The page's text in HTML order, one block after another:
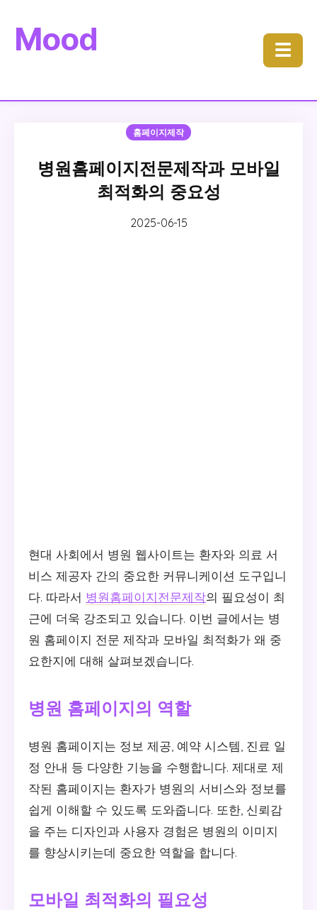
Mood ☰
홈페이지제작
병원홈페이지전문제작과 모바일
최적화의 중요성
2025-06-15
현대 사회에서 병원 웹사이트는 환자와 의료 서
비스 제공자 간의 중요한 커뮤니케이션 도구입니
다. 따라서 병원홈페이지전문제작의 필요성이 최
근에 더욱 강조되고 있습니다. 이번 글에서는 병
원 홈페이지 전문 제작과 모바일 최적화가 왜 중
요한지에 대해 살펴보겠습니다.
병원 홈페이지의 역할
병원 홈페이지는 정보 제공, 예약 시스템, 진료 일
정 안내 등 다양한 기능을 수행합니다. 제대로 제
작된 홈페이지는 환자가 병원의 서비스와 정보를
쉽게 이해할 수 있도록 도와줍니다. 또한, 신뢰감
을 주는 디자인과 사용자 경험은 병원의 이미지
를 향상시키는데 중요한 역할을 합니다.
모바일 최적화의 필요성